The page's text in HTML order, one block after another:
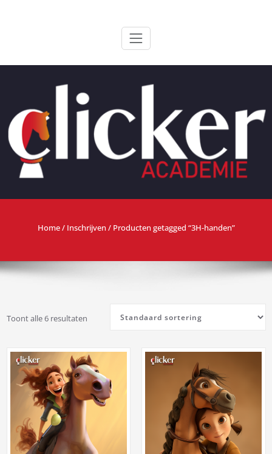
ClickerAcademie
Home/ Inschrijven / Producten getagged “3H-handen”
Toont alle 6 resultaten